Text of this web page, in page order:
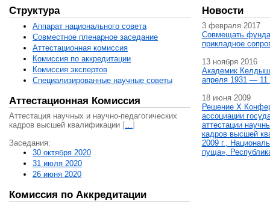
Структура
Аппарат национального совета
Совместное пленарное заседание
Аттестационная комисcия
Комиссия по аккредитации
Комиссия экспертов
Специализированные научные советы
Аттестационная Комиссия
Аттестация научных и научно-педагогических
кадров высшей квалификации […]
Заседания:
30 октября 2020
31 июля 2020
26 июня 2020
Комиссия по Аккредитации
Новости
3 февраля 2017
Совмещать
прикладное
13 ноября 2016
Академик
апреля 1931 — 11
18 июня 2009
Решение X
ассоциации
аттестации
кадров высшей
2009 г.,
пуща»,